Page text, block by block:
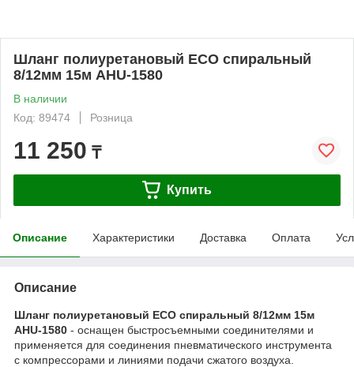
Шланг полиуретановый ECO спиральный
8/12мм 15м AHU-1580
В наличии
Код: 89474
Розница
11 250 ₸
Купить
Описание Характеристики Доставка Оплата
Описание
Шланг полиуретановый ECO спиральный 8/12мм 15м
AHU-1580 - оснащен быстросъемными соединителями и
применяется для соединения пневматического инструмента
с компрессорами и линиями подачи сжатого воздуха.